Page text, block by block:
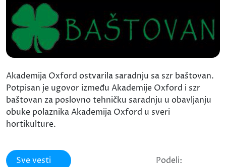
Akademija Oxford ostvarila saradnju sa szr baštovan.
Potpisan je ugovor između Akademije Oxford i szr
baštovan za poslovno tehničku saradnju u obavljanju
obuke polaznika Akademija Oxford u sveri
hortikulture.
Sve vesti Podeli: